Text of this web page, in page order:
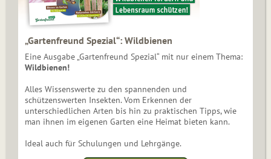
„Gartenfreund Spezial“: Wildbienen
Eine Ausgabe „Gartenfreund Spezial“ mit nur einem Thema:
Wildbienen!
Alles Wissenswerte zu den spannenden und
schützenswerten Insekten. Vom Erkennen der
unterschiedlichen Arten bis hin zu praktischen Tipps, wie
man ihnen im eigenen Garten eine Heimat bieten kann.
Ideal auch für Schulungen und Lehrgänge.